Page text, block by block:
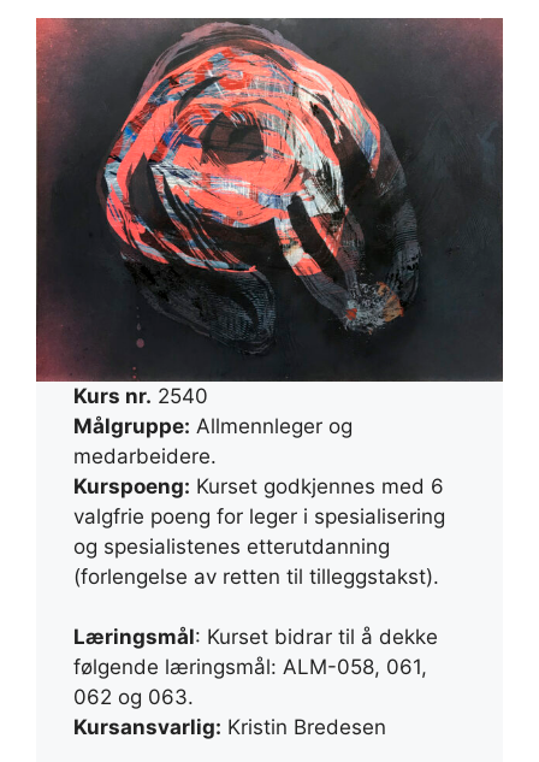
Kurs nr. 2540
Målgruppe: Allmennleger og
medarbeidere.
Kurspoeng: Kurset godkjennes med 6
valgfrie poeng for leger i spesialisering
og spesialistenes etterutdanning
(forlengelse av retten til tilleggstakst).
Læringsmål: Kurset bidrar til å dekke
følgende læringsmål: ALM-058, 061,
062 og 063.
Kursansvarlig: Kristin Bredesen